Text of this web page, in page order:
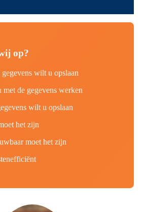
op?
wilt u opslaan
de gegevens werken
wilt u opslaan
het zijn
moet het zijn